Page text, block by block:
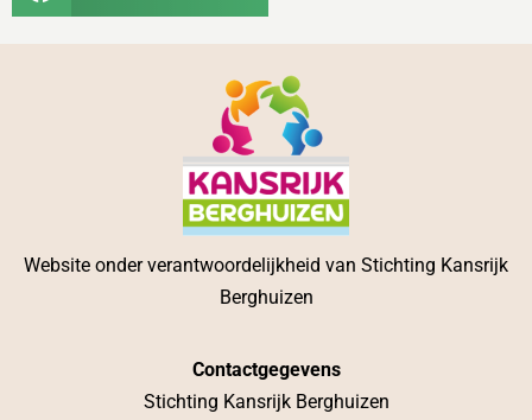
Website onder verantwoordelijkheid van Stichting Kansrijk
Berghuizen
Contactgegevens
Stichting Kansrijk Berghuizen